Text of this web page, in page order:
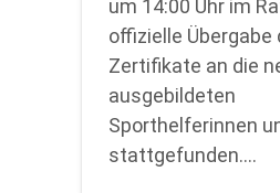
um 14:00 Uhr im
offizielle Übergabe
Zertifikate an die
ausgebildeten
Sporthelferinnen
stattgefunden.…